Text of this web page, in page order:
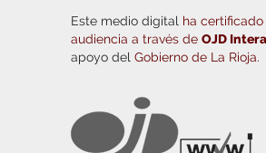
Este medio digital ha
audiencia a través deOJD
apoyo delGobierno de La Rioja.